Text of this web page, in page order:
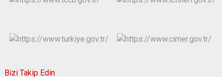
Bizi Takip Edin